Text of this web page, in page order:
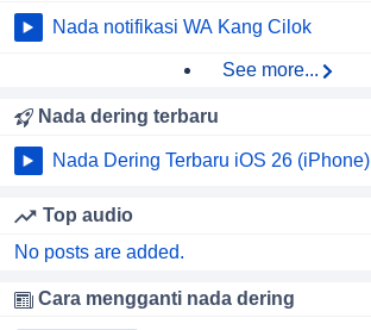
Nada notifikasi WA Kang Cilok
See more...
Nada dering terbaru
Nada Dering Terbaru iOS 26 (iPhone)
Top audio
No posts are added.
Cara mengganti nada dering